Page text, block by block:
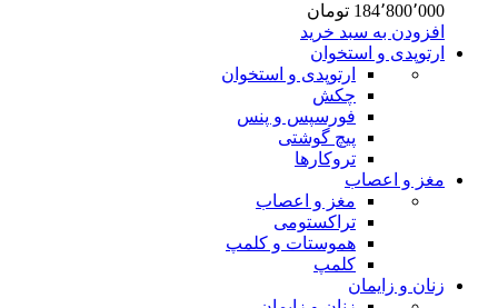
184٬800٬000 تومان
افزودن به سبد خرید
ارتوپدی و استخوان
ارتوپدی و استخوان
چکش
فورسپس و پنس
پیچ گوشتی
تروکارها
مغز و اعصاب
مغز و اعصاب
تراکستومی
هموستات و کلمپ
کلمپ
زنان و زایمان